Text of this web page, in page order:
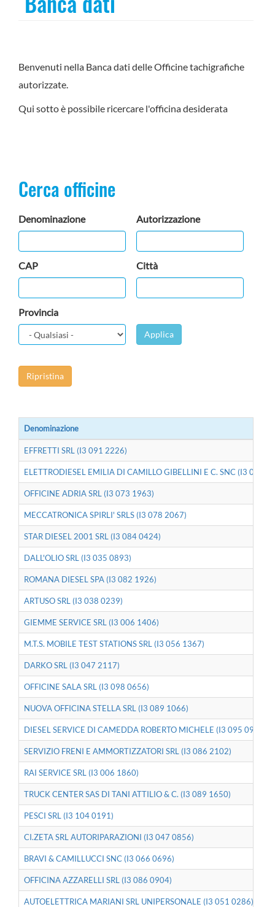
Benvenuti nella Banca dati delle Officine tachigrafiche
autorizzate.
Qui sotto è possibile ricercare l'officina desiderata
Cerca officine
Denominazione Autorizzazione
CAP Città
Provincia
Applica
Ripristina
Denominazione
EFFRETTI SRL (I3 091 2226)
ELETTRODIESEL EMILIA DI CAMILLO GIBELLINI E C. SNC (I3 087
OFFICINE ADRIA SRL (I3 073 1963)
MECCATRONICA SPIRLI' SRLS (I3 078 2067)
STAR DIESEL 2001 SRL (I3 084 0424)
DALL'OLIO SRL (I3 035 0893)
ROMANA DIESEL SPA (I3 082 1926)
ARTUSO SRL (I3 038 0239)
GIEMME SERVICE SRL (I3 006 1406)
M.T.S. MOBILE TEST STATIONS SRL (I3 056 1367)
DARKO SRL (I3 047 2117)
OFFICINE SALA SRL (I3 098 0656)
NUOVA OFFICINA STELLA SRL (I3 089 1066)
DIESEL SERVICE DI CAMEDDA ROBERTO MICHELE (I3 095 0943)
SERVIZIO FRENI E AMMORTIZZATORI SRL (I3 086 2102)
RAI SERVICE SRL (I3 006 1860)
TRUCK CENTER SAS DI TANI ATTILIO & C. (I3 089 1650)
PESCI SRL (I3 104 0191)
CI.ZETA SRL AUTORIPARAZIONI (I3 047 0856)
BRAVI & CAMILLUCCI SNC (I3 066 0696)
OFFICINA AZZARELLI SRL (I3 086 0904)
AUTOELETTRICA MARIANI SRL UNIPERSONALE (I3 051 0286)